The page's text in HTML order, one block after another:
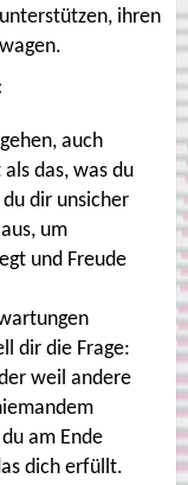
ihren
auch
das, was du
dir unsicher
um
und Freude
dir die Frage:
weil andere
am Ende
dich erfüllt.